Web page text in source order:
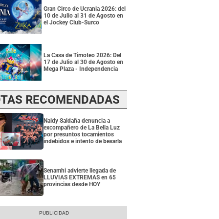
Gran Circo de Ucrania 2026: del
10 de Julio al 31 de Agosto en
el Jockey Club-Surco
La Casa de Timoteo 2026: Del
17 de Julio al 30 de Agosto en
Mega Plaza - Independencia
RECOMENDADAS
Naldy Saldaña denuncia a
excompañero de La Bella Luz
por presuntos tocamientos
indebidos e intento de besarla
Senamhi advierte llegada de
LLUVIAS EXTREMAS en 65
provincias desde HOY